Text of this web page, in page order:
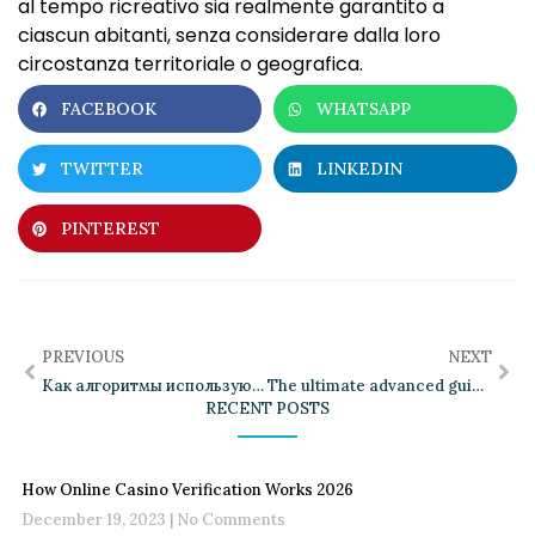
al tempo ricreativo sia realmente garantito a
ciascun abitanti, senza considerare dalla loro
circostanza territoriale o geografica.
FACEBOOK WHATSAPP
TWITTER LINKEDIN
PINTEREST
PREVIOUS
Как алгоритмы используются в электронных играх
NEXT
The ultimate advanced guide to mastering chicken road casino strategies
RECENT POSTS
How Online Casino Verification Works 2026
December 19, 2023
No Comments